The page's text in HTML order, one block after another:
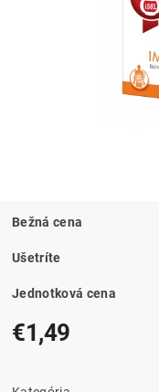
Bežná cena
Ušetríte
Jednotková cena
€1,49